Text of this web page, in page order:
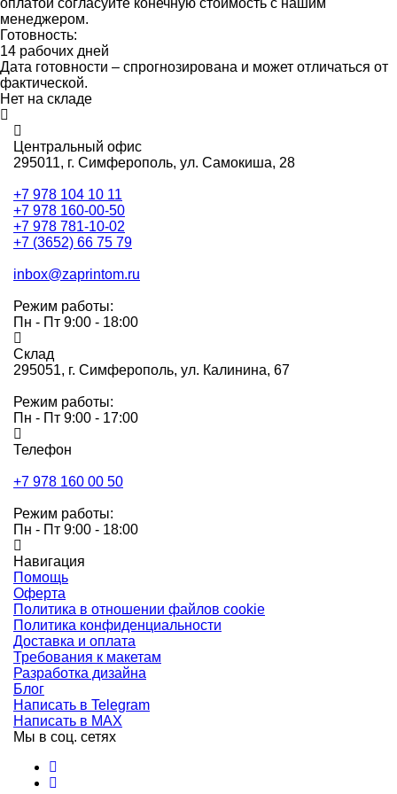
менеджером.
Готовность:
14 рабочих дней
Дата готовности – спрогнозирована и может отличаться от
фактической.
Нет на складе
Центральный офис
295011, г. Симферополь, ул. Самокиша, 28
+7 978 104 10 11
+7 978 160-00-50
+7 978 781-10-02
+7 (3652) 66 75 79
inbox@zaprintom.ru
Режим работы:
Пн - Пт 9:00 - 18:00
Склад
295051, г. Симферополь, ул. Калинина, 67
Режим работы:
Пн - Пт 9:00 - 17:00
Телефон
+7 978 160 00 50
Режим работы:
Пн - Пт 9:00 - 18:00
Навигация
Помощь
Оферта
Политика в отношении файлов cookie
Политика конфиденциальности
Доставка и оплата
Требования к макетам
Разработка дизайна
Блог
Написать в Telegram
Написать в MAX
Мы в соц. сетях